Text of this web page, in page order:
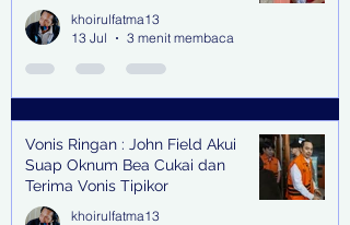
Senilai Rp 1,9 Miliar
khoirulfatma13
13 Jul
3 menit membaca
Vonis Ringan : John Field Akui
Suap Oknum Bea Cukai dan
Terima Vonis Tipikor
khoirulfatma13